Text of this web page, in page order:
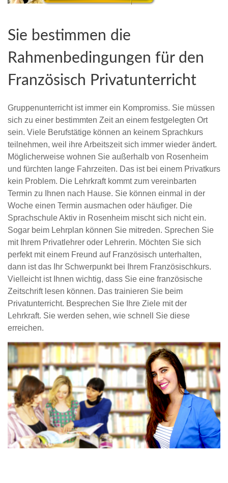
Sie bestimmen die
Rahmenbedingungen für den
Französisch Privatunterricht
Gruppenunterricht ist immer ein Kompromiss. Sie müssen
sich zu einer bestimmten Zeit an einem festgelegten Ort
sein. Viele Berufstätige können an keinem Sprachkurs
teilnehmen, weil ihre Arbeitszeit sich immer wieder ändert.
Möglicherweise wohnen Sie außerhalb von Rosenheim
und fürchten lange Fahrzeiten. Das ist bei einem Privatkurs
kein Problem. Die Lehrkraft kommt zum vereinbarten
Termin zu Ihnen nach Hause. Sie können einmal in der
Woche einen Termin ausmachen oder häufiger. Die
Sprachschule Aktiv in Rosenheim mischt sich nicht ein.
Sogar beim Lehrplan können Sie mitreden. Sprechen Sie
mit Ihrem Privatlehrer oder Lehrerin. Möchten Sie sich
perfekt mit einem Freund auf Französisch unterhalten,
dann ist das Ihr Schwerpunkt bei Ihrem Französischkurs.
Vielleicht ist Ihnen wichtig, dass Sie eine französische
Zeitschrift lesen können. Das trainieren Sie beim
Privatunterricht. Besprechen Sie Ihre Ziele mit der
Lehrkraft. Sie werden sehen, wie schnell Sie diese
erreichen.